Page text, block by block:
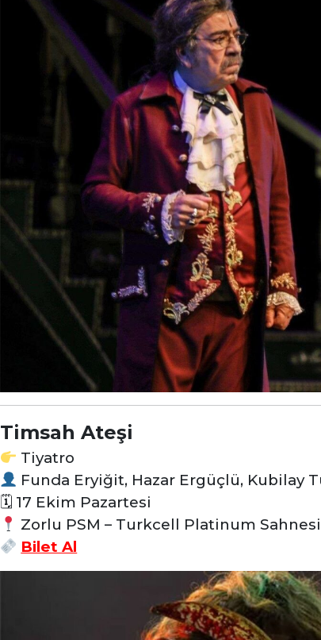
Timsah Ateşi
Tiyatro
Funda Eryiğit, Hazar Ergüçlü, Kubilay
🗓 17 Ekim Pazartesi
Zorlu PSM – Turkcell Platinum Sahnesi
Bilet Al